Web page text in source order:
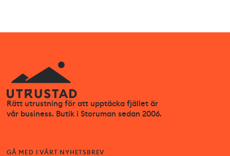
Rätt utrustning för att upptäcka fjället är
vår business. Butik i Storuman sedan 2006.
GÅ MED I VÅRT NYHETSBREV